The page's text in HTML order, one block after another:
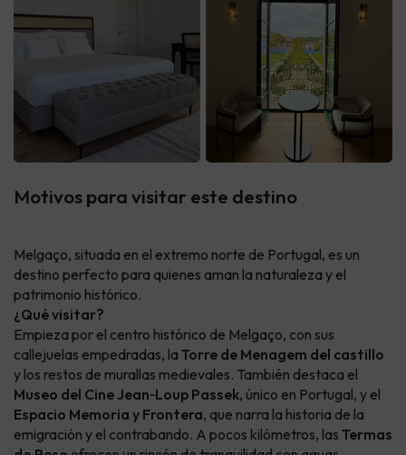
Motivos para visitar este destino
Melgaço, situada en el extremo norte de Portugal, es un
destino perfecto para quienes aman la naturaleza y el
patrimonio histórico.
¿Qué visitar?
Empieza por el centro histórico de Melgaço, con sus
callejuelas empedradas, la Torre de Menagem del castillo
y los restos de murallas medievales. También destaca el
Museo del Cine Jean‑Loup Passek, único en Portugal, y el
Espacio Memoria y Frontera, que narra la historia de la
emigración y el contrabando. A pocos kilómetros, las Termas